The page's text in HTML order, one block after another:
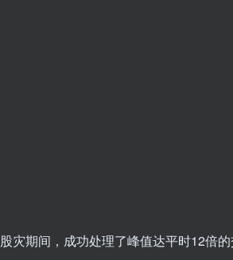
灾期间，成功处理了峰值达平时12倍